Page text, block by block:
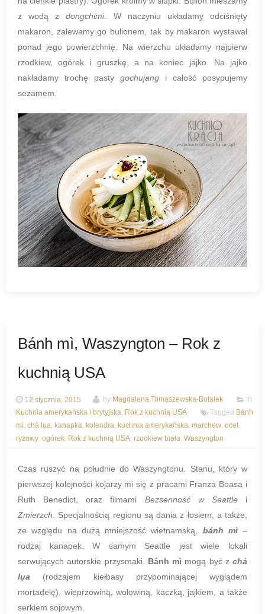
z wodą zdongchimi. W naczyniu układamy odciśnięty
makaron, zalewamy go bulionem, tak by makaron wystawał
ponad jego powierzchnię. Na wierzchu układamy najpierw
rzodkiew, ogórek i gruszkę, a na koniec jajko. Na jajko
nakładamy trochę pasty gochujang i całość posypujemy
sezamem.
Bánh mì, Waszyngton – Rok z
kuchnią USA
12 stycznia, 2015 by Magdalena Tomaszewska-Bolałek
In
Kuchnia amerykańska i brytyjska, Rok z kuchnią USA Tagged Bánh
mì, chả lụa, kanapka, kolendra, kuchnia amerykańska, marchew, ocet
ryżowy, ogórek, Rok z kuchnią USA, rzodkiew biała, Waszyngton
Czas ruszyć na południe do Waszyngtonu. Stanu, który w
pierwszej kolejności kojarzy mi się z pracami Franza Boasa i
Ruth Benedict, oraz filmami Bezsenność w Seattlei
Zmierzch. Specjalnością regionu są dania z łosiem, a także,
ze względu na dużą mniejszość wietnamską, bánh mì–
rodzaj kanapek. W samym Seattle jest wiele lokali
serwujących autorskie przysmaki. Bánh mì mogą być z chả
lụa (rodzajem kiełbasy przypominającej wyglądem
mortadelę), wieprzowiną, wołowiną, kaczką, jajkiem, a także
serkiem sojowym.